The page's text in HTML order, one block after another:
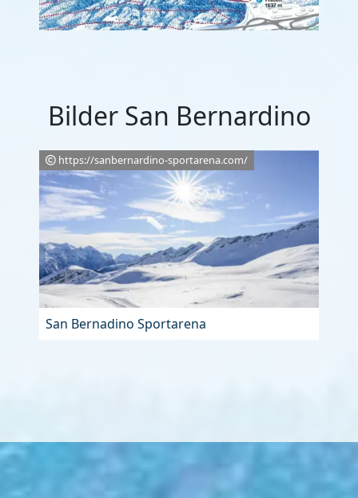
Bilder San Bernardino
https://sanbernardino-sportarena.com/
San Bernadino Sportarena